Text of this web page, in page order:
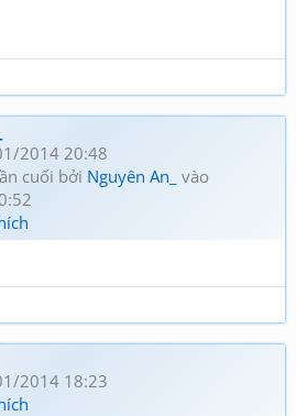
2014 20:48
cuối bởi Nguyên An_ vào
2014 18:23